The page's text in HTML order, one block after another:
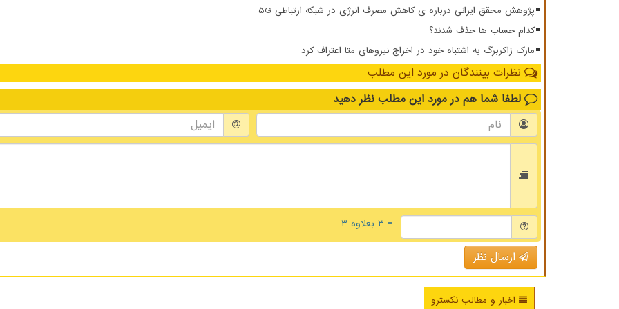
پژوهش محقق ایرانی درباره ی کاهش مصرف انرژی در شبکه ارتباطی 5G
کدام حساب ها حذف شدند؟
مارک زاکربرگ به اشتباه خود در اخراج نیروهای متا اعتراف کرد
نظرات بینندگان در مورد این مطلب
لطفا شما هم در مورد این مطلب نظر دهید
= ۳ بعلاوه ۳
ارسال نظر
اخبار و مطالب نکسترو